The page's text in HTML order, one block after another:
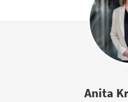
Anita